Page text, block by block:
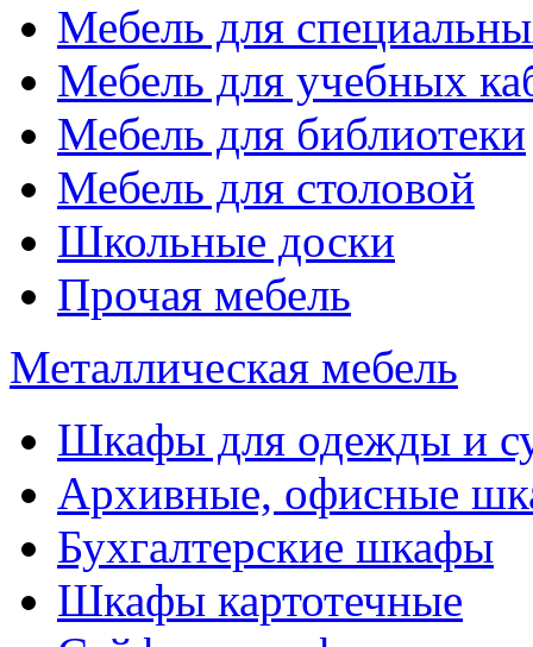
Мебель для
Мебель для учебных
Мебель для библиотеки
Мебель для столовой
Школьные доски
Прочая мебель
Металлическая мебель
Шкафы для одежды и
Архивные, офисные
Бухгалтерские шкафы
Шкафы картотечные